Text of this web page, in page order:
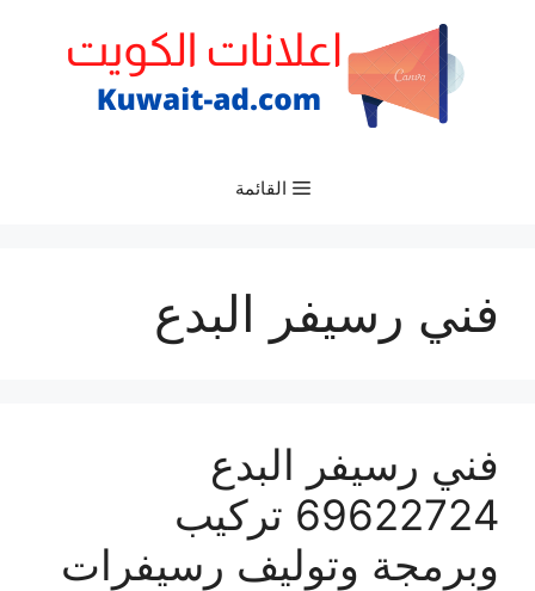
القائمة
فني رسيفر البدع
فني رسيفر البدع
69622724 تركيب
وبرمجة وتوليف رسيفرات